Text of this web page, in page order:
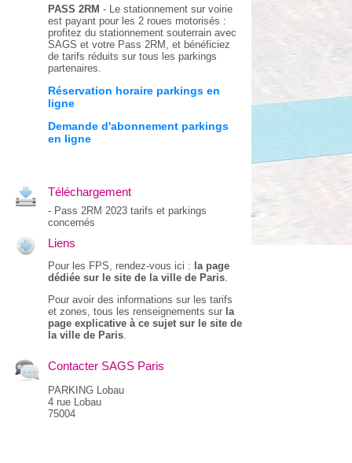
PASS 2RM - Le stationnement sur voirie
est payant pour les 2 roues motorisés :
profitez du stationnement souterrain avec
SAGS et votre Pass 2RM, et bénéficiez
de tarifs réduits sur tous les parkings
partenaires.
Réservation horaire parkings en
ligne
Demande d'abonnement parkings
en ligne
Téléchargement
- Pass 2RM 2023 tarifs et parkings
concernés
Liens
Pour les FPS, rendez-vous ici : la page
dédiée sur le site de la ville de Paris.
Pour avoir des informations sur les tarifs
et zones, tous les renseignements sur la
page explicative à ce sujet sur le site de
la ville de Paris.
Contacter SAGS Paris
PARKING Lobau
4 rue Lobau
75004